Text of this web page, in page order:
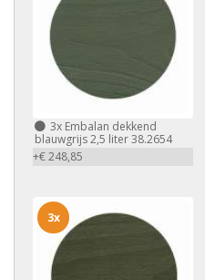
3x Embalan dekkend
blauwgrijs 2,5 liter 38.2654
+€ 248,85
3x